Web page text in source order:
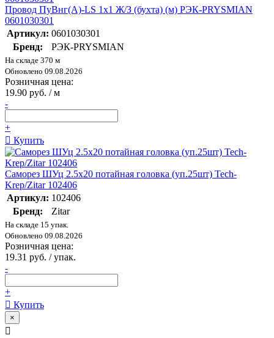
Провод ПуВнг(А)-LS 1х1 Ж/З (бухта) (м) РЭК-PRYSMIAN
0601030301
Артикул: 0601030301
Бренд:
РЭК-PRYSMIAN
На складе 370 м
Обновлено 09.08.2026
Розничная цена:
19.90 руб. / м
-
+
Купить
Саморез ШУц 2.5х20 потайная головка (уп.25шт) Tech-
Krep/Zitar 102406
Артикул: 102406
Бренд:
Zitar
На складе 15 упак.
Обновлено 09.08.2026
Розничная цена:
19.31 руб. / упак.
-
+
Купить
×